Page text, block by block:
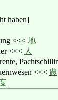
haben]
<<< 地
<<< 人
<<< 農